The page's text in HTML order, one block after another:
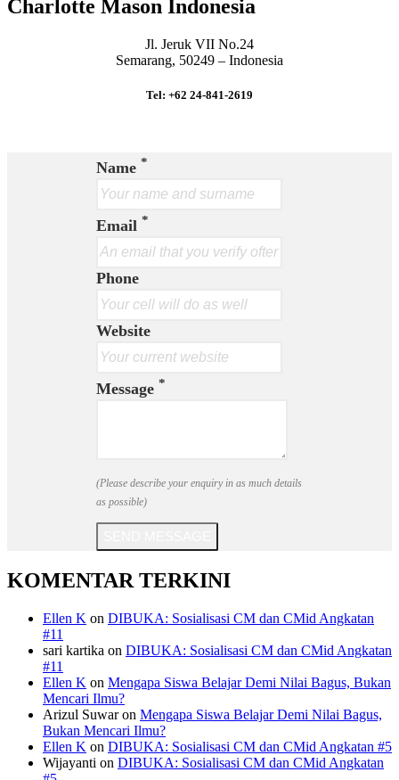
Charlotte Mason Indonesia
Jl. Jeruk VII No.24
Semarang, 50249 – Indonesia
Tel: +62 24-841-2619
Name *
Email *
Phone
Website
Message *
(Please describe your enquiry in as much details
as possible)
KOMENTAR TERKINI
Ellen K on DIBUKA: Sosialisasi CM dan CMid Angkatan
#11
sari kartika on DIBUKA: Sosialisasi CM dan CMid Angkatan
#11
Ellen K on Mengapa Siswa Belajar Demi Nilai Bagus, Bukan
Mencari Ilmu?
Arizul Suwaron Mengapa Siswa Belajar Demi Nilai Bagus,
Bukan Mencari Ilmu?
Ellen K on DIBUKA: Sosialisasi CM dan CMid Angkatan #5
Wijayanti on DIBUKA: Sosialisasi CM dan CMid Angkatan